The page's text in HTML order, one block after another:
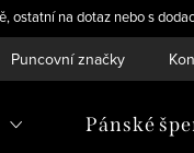
na dotaz nebo s
Puncovní značky
Pánské